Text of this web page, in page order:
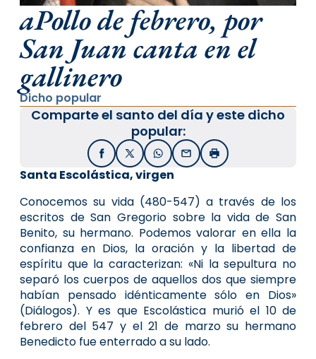
aPollo de febrero, por
San Juan canta en el
gallinero
Dicho popular
Comparte el santo del día y este dicho
popular:
FacebookX / TwitterWhatsApp
EmailImprimir
Santa Escolástica, virgen
Conocemos su vida (480-547) a través de los
escritos de San Gregorio sobre la vida de San
Benito, su hermano. Podemos valorar en ella la
confianza en Dios, la oración y la libertad de
espíritu que la caracterizan: «Ni la sepultura no
separó los cuerpos de aquellos dos que siempre
habían pensado idénticamente sólo en Dios»
(Diálogos). Y es que Escolástica murió el 10 de
febrero del 547 y el 21 de marzo su hermano
Benedicto fue enterrado a su lado.